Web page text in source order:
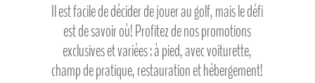
Il est facile de décider de jouer au golf, mais le défi
est de savoir où! Profitez de nos promotions
exclusives et variées : à pied, avec voiturette,
champ de pratique, restauration et hébergement!